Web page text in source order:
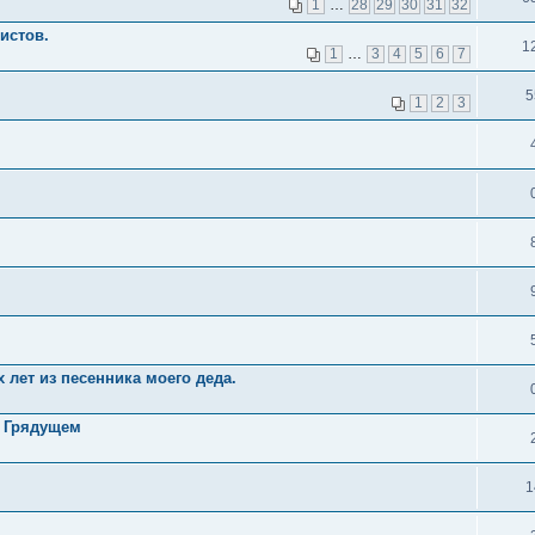
1 28 29 30 31 32
1 3 4 5 6 7
1 2 3
из песенника моего деда.